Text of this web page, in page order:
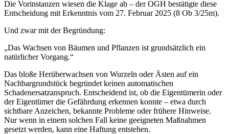
Die Vorinstanzen wiesen die Klage ab – der OGH bestätigte diese
Entscheidung mit Erkenntnis vom 27. Februar 2025 (8 Ob 3/25m).
Und zwar mit der Begründung:
„Das Wachsen von Bäumen und Pflanzen ist grundsätzlich ein
natürlicher Vorgang.“
Das bloße Herüberwachsen von Wurzeln oder Ästen auf ein
Nachbargrundstück begründet keinen automatischen
Schadenersatzanspruch. Entscheidend ist, ob die Eigentümerin oder
der Eigentümer die Gefährdung erkennen konnte – etwa durch
sichtbare Anzeichen, bekannte Probleme oder frühere Hinweise.
Nur wenn in einem solchen Fall keine geeigneten Maßnahmen
gesetzt werden, kann eine Haftung entstehen.